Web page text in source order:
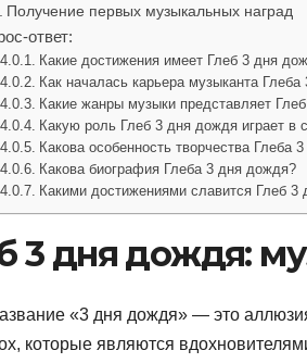
Получение первых музыкальных наград
ответ:
Какие достижения имеет Глеб 3 дня
Как началась карьера музыканта
Какие жанры музыки представляет
Какую роль Глеб 3 дня дождя играет в
Какова особенность творчества Глеба
Какова биография Глеба 3 дня дождя?
Какими достижениями славится Глеб 3
3 дня дождя:
«3 дня дождя» — это
которые являются